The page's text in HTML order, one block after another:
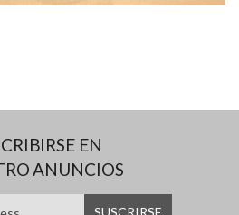
EN
ANUNCIOS